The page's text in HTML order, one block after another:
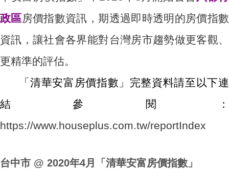
政區房價指數資訊，期透過即時透明的房價指數
資訊，讓社會各界能對台灣房市趨勢做更客觀、
更精準的評估。
「清華安富房價指數」完整資料請至以下連
結參閱：
https://www.houseplus.com.tw/reportIndex
台中市 @ 2020年4月「清華安富房價指數」